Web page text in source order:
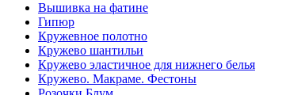
Вышивка на фатине
Гипюр
Кружевное полотно
Кружево шантильи
Кружево эластичное для нижнего белья
Кружево. Макраме. Фестоны